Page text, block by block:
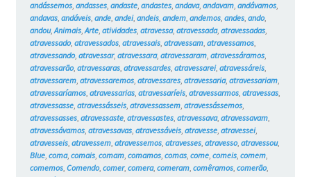
andássemos, andasses, andaste, andastes, andava, andavam, andávamos,
andavas, andáveis, ande, andei, andeis, andem, andemos, andes, ando,
andou, Animais, Arte, atividades, atravessa, atravessada, atravessadas,
atravessado, atravessados, atravessais, atravessam, atravessamos,
atravessando, atravessar, atravessara, atravessaram, atravessáramos,
atravessarão, atravessaras, atravessardes, atravessarei, atravessáreis,
atravessarem, atravessaremos, atravessares, atravessaria, atravessariam,
atravessaríamos, atravessarias, atravessaríeis, atravessarmos, atravessas,
atravessasse, atravessásseis, atravessassem, atravessássemos,
atravessasses, atravessaste, atravessastes, atravessava, atravessavam,
atravessávamos, atravessavas, atravessáveis, atravesse, atravessei,
atravesseis, atravessem, atravessemos, atravesses, atravesso, atravessou,
Blue, coma, comais, comam, comamos, comas, come, comeis, comem,
comemos, Comendo, comer, comera, comeram, comêramos, comerão,